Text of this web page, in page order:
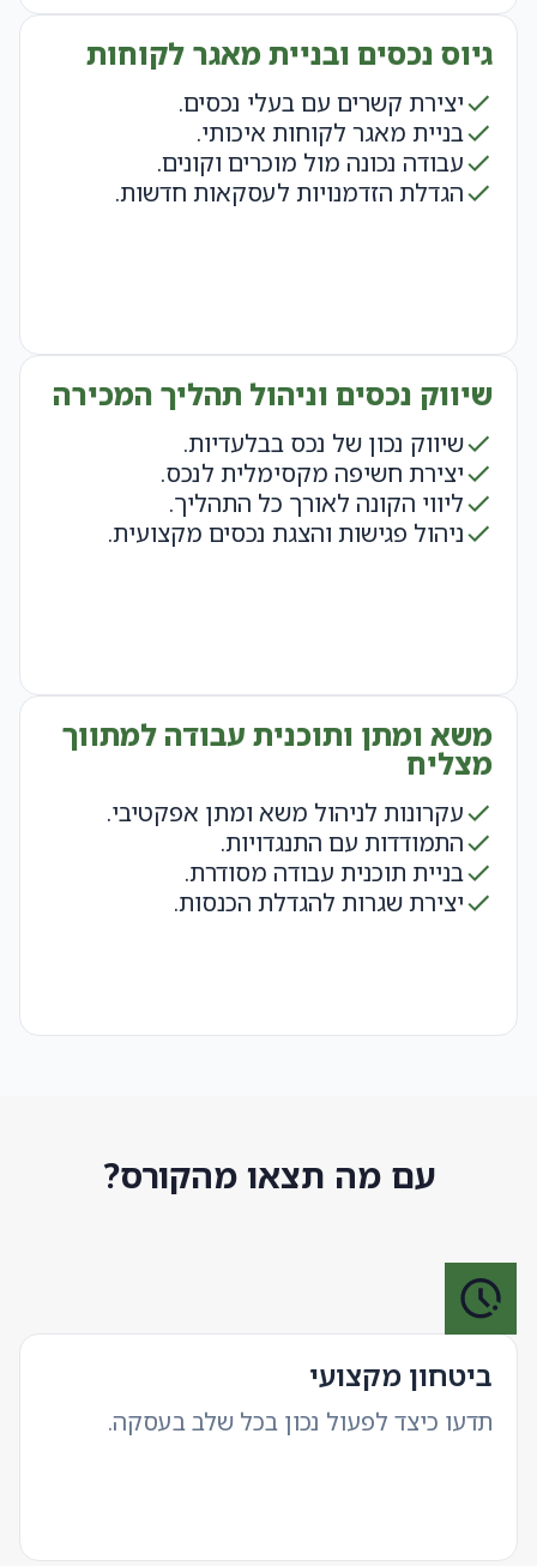
גיוס נכסים ובניית מאגר לקוחות
יצירת קשרים עם בעלי נכסים.
בניית מאגר לקוחות איכותי.
עבודה נכונה מול מוכרים וקונים.
הגדלת הזדמנויות לעסקאות חדשות.
שיווק נכסים וניהול תהליך המכירה
שיווק נכון של נכס בבלעדיות.
יצירת חשיפה מקסימלית לנכס.
ליווי הקונה לאורך כל התהליך.
ניהול פגישות והצגת נכסים מקצועית.
משא ומתן ותוכנית עבודה למתווך
מצליח
עקרונות לניהול משא ומתן אפקטיבי.
התמודדות עם התנגדויות.
בניית תוכנית עבודה מסודרת.
יצירת שגרות להגדלת הכנסות.
עם מה תצאו מהקורס?
ביטחון מקצועי
תדעו כיצד לפעול נכון בכל שלב בעסקה.